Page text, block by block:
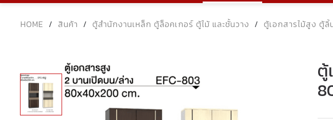
HOME / สินค้า / ตู้สำนักงานเหล็ก ตู้ล็อคเกอร์ ตู้ไม้ และชั้นวาง / ตู้เอกสารไม้สูง ตู้ลิ้
ตู้